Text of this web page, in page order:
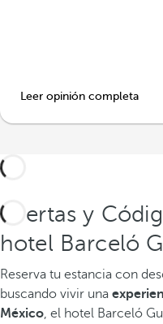
Leer opinión completa
Ofertas y
hotel Barceló
Reserva tu estancia con
buscando vivir una
México, el hotel Barceló